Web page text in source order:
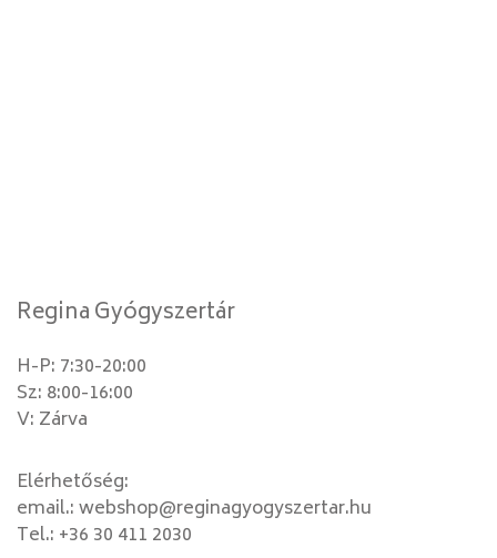
Regina Gyógyszertár
H-P: 7:30-20:00
Sz: 8:00-16:00
V: Zárva
Elérhetőség:
email.:webshop@reginagyogyszertar.hu
Tel.: +36 30 411 2030